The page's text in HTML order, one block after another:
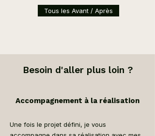
Tous les Avant / Après
Besoin d'aller plus loin ?
Accompagnement à la réalisation
Une fois le projet défini, je vous